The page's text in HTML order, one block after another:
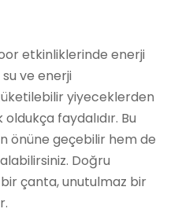
etkinliklerinde enerji
su ve enerji
yiyeceklerden
faydalıdır. Bu
önüne geçebilir hem de
Doğru
çanta, unutulmaz bir